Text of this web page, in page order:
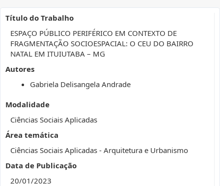
Título do Trabalho
ESPAÇO PÚBLICO PERIFÉRICO EM CONTEXTO DE
FRAGMENTAÇÃO SOCIOESPACIAL: O CEU DO BAIRRO
NATAL EM ITUIUTABA – MG
Autores
Gabriela Delisangela Andrade
Modalidade
Ciências Sociais Aplicadas
Área temática
Ciências Sociais Aplicadas - Arquitetura e Urbanismo
Data de Publicação
20/01/2023